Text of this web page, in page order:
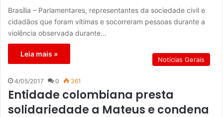
Brasília – Parlamentares, representantes da sociedade civil e
cidadãos que foram vítimas e socorreram pessoas durante a
violência observada durante…
Leia mais »
Notícias Gerais
4/05/2017 0 361
Entidade colombiana presta
solidariedade a Mateus e condena